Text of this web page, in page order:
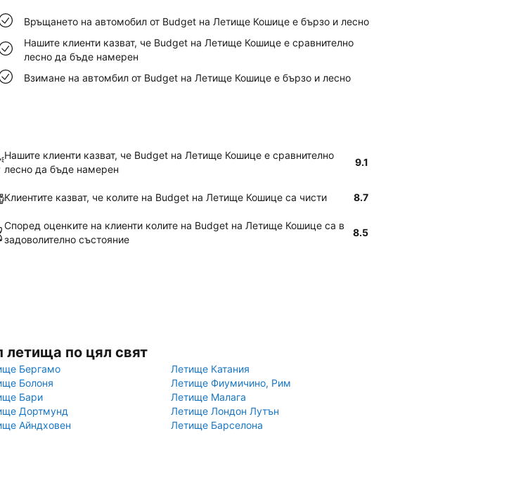
Връщането на автомобил от Budget на Летище Кошице е бързо и лесно
Нашите клиенти казват, че Budget на Летище Кошице е сравнително
лесно да бъде намерен
Взимане на автомбил от Budget на Летище Кошице е бързо и лесно
Нашите клиенти казват, че Budget на Летище Кошице е сравнително
лесно да бъде намерен
9.1
Клиентите казват, че колите на Budget на Летище Кошице са чисти 8.7
Според оценките на клиенти колите на Budget на Летище Кошице са в
задоволително състояние
8.5
летища по цял свят
Бергамо
Летище Катания
Болоня
Летище Фиумичино, Рим
Бари
Летище Малага
Дортмунд
Летище Лондон Лутън
Айндховен
Летище Барселона